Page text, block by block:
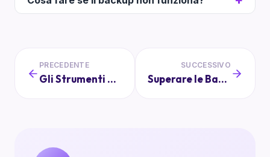
PRECEDENTE
Gli Strumenti di Comunicazione Digitale tra Scuola e Famiglia
SUCCESSIVO
Superare le Barriere Linguistiche e Culturali nella Comunicazione Scolastica